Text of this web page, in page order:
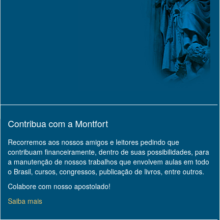
Contribua com a Montfort
Recorremos aos nossos amigos e leitores pedindo que
contribuam financeiramente, dentro de suas possibilidades, para
a manutenção de nossos trabalhos que envolvem aulas em todo
o Brasil, cursos, congressos, publicação de livros, entre outros.
Colabore com nosso apostolado!
Saiba mais